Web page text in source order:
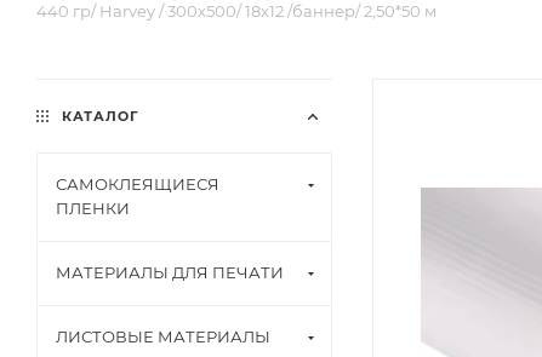
440 гр/ Harvey / 300x500/ 18x12 /баннер/ 2,50*50 м
КАТАЛОГ
САМОКЛЕЯЩИЕСЯ
ПЛЕНКИ
МАТЕРИАЛЫ ДЛЯ ПЕЧАТИ
ЛИСТОВЫЕ МАТЕРИАЛЫ